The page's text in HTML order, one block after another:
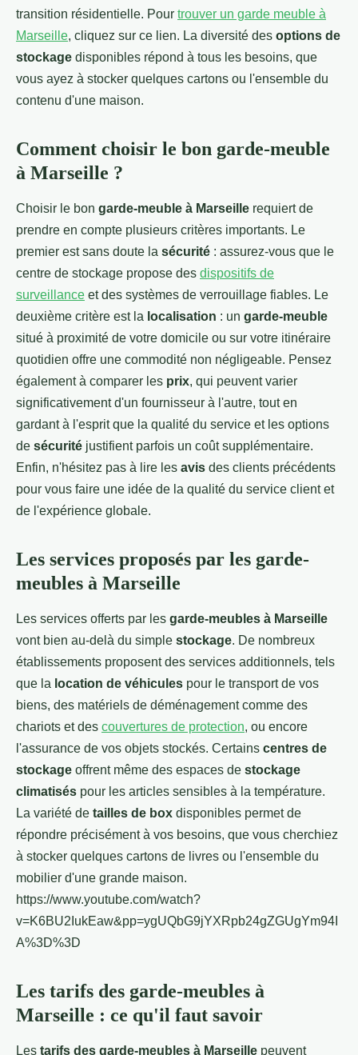
transition résidentielle. Pour trouver un garde meuble à
Marseille, cliquez sur ce lien. La diversité des options de
stockage disponibles répond à tous les besoins, que
vous ayez à stocker quelques cartons ou l'ensemble du
contenu d'une maison.
Comment choisir le bon garde-meuble
à Marseille ?
Choisir le bon garde-meuble à Marseille requiert de
prendre en compte plusieurs critères importants. Le
premier est sans doute la sécurité : assurez-vous que le
centre de stockage propose des dispositifs de
surveillance et des systèmes de verrouillage fiables. Le
deuxième critère est la localisation : un garde-meuble
situé à proximité de votre domicile ou sur votre itinéraire
quotidien offre une commodité non négligeable. Pensez
également à comparer les prix, qui peuvent varier
significativement d'un fournisseur à l'autre, tout en
gardant à l'esprit que la qualité du service et les options
de sécurité justifient parfois un coût supplémentaire.
Enfin, n'hésitez pas à lire les avis des clients précédents
pour vous faire une idée de la qualité du service client et
de l'expérience globale.
Les services proposés par les garde-
meubles à Marseille
Les services offerts par les garde-meubles à Marseille
vont bien au-delà du simple stockage. De nombreux
établissements proposent des services additionnels, tels
que la location de véhicules pour le transport de vos
biens, des matériels de déménagement comme des
chariots et des couvertures de protection, ou encore
l'assurance de vos objets stockés. Certains centres de
stockage offrent même des espaces de stockage
climatisés pour les articles sensibles à la température.
La variété de tailles de box disponibles permet de
répondre précisément à vos besoins, que vous cherchiez
à stocker quelques cartons de livres ou l'ensemble du
mobilier d'une grande maison.
https://www.youtube.com/watch?
v=K6BU2IukEaw&pp=ygUQbG9jYXRpb24gZGUgYm94I
A%3D%3D
Les tarifs des garde-meubles à
Marseille : ce qu'il faut savoir
Les tarifs des garde-meubles à Marseille peuvent